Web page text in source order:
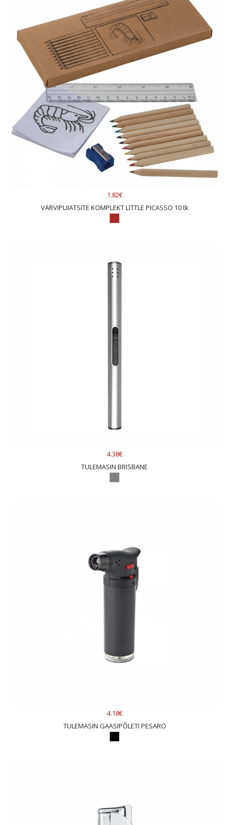
1.82€
VÄRVIPLIIATSITE KOMPLEKT LITTLE PICASSO 10 tk
4.38€
TULEMASIN BRISBANE
4.18€
TULEMASIN GAASIPÕLETI PESARO